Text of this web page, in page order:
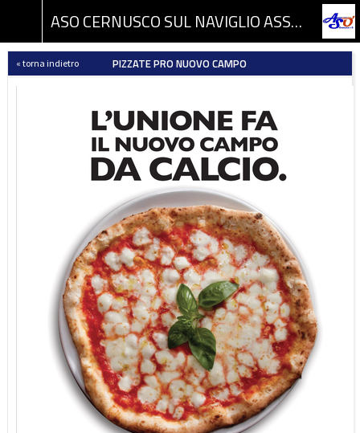
ASO CERNUSCO SUL NAVIGLIO ASSOCIAZIONE SPORTIVA DILETTANTISTICA
« torna indietro PIZZATE PRO NUOVO CAMPO